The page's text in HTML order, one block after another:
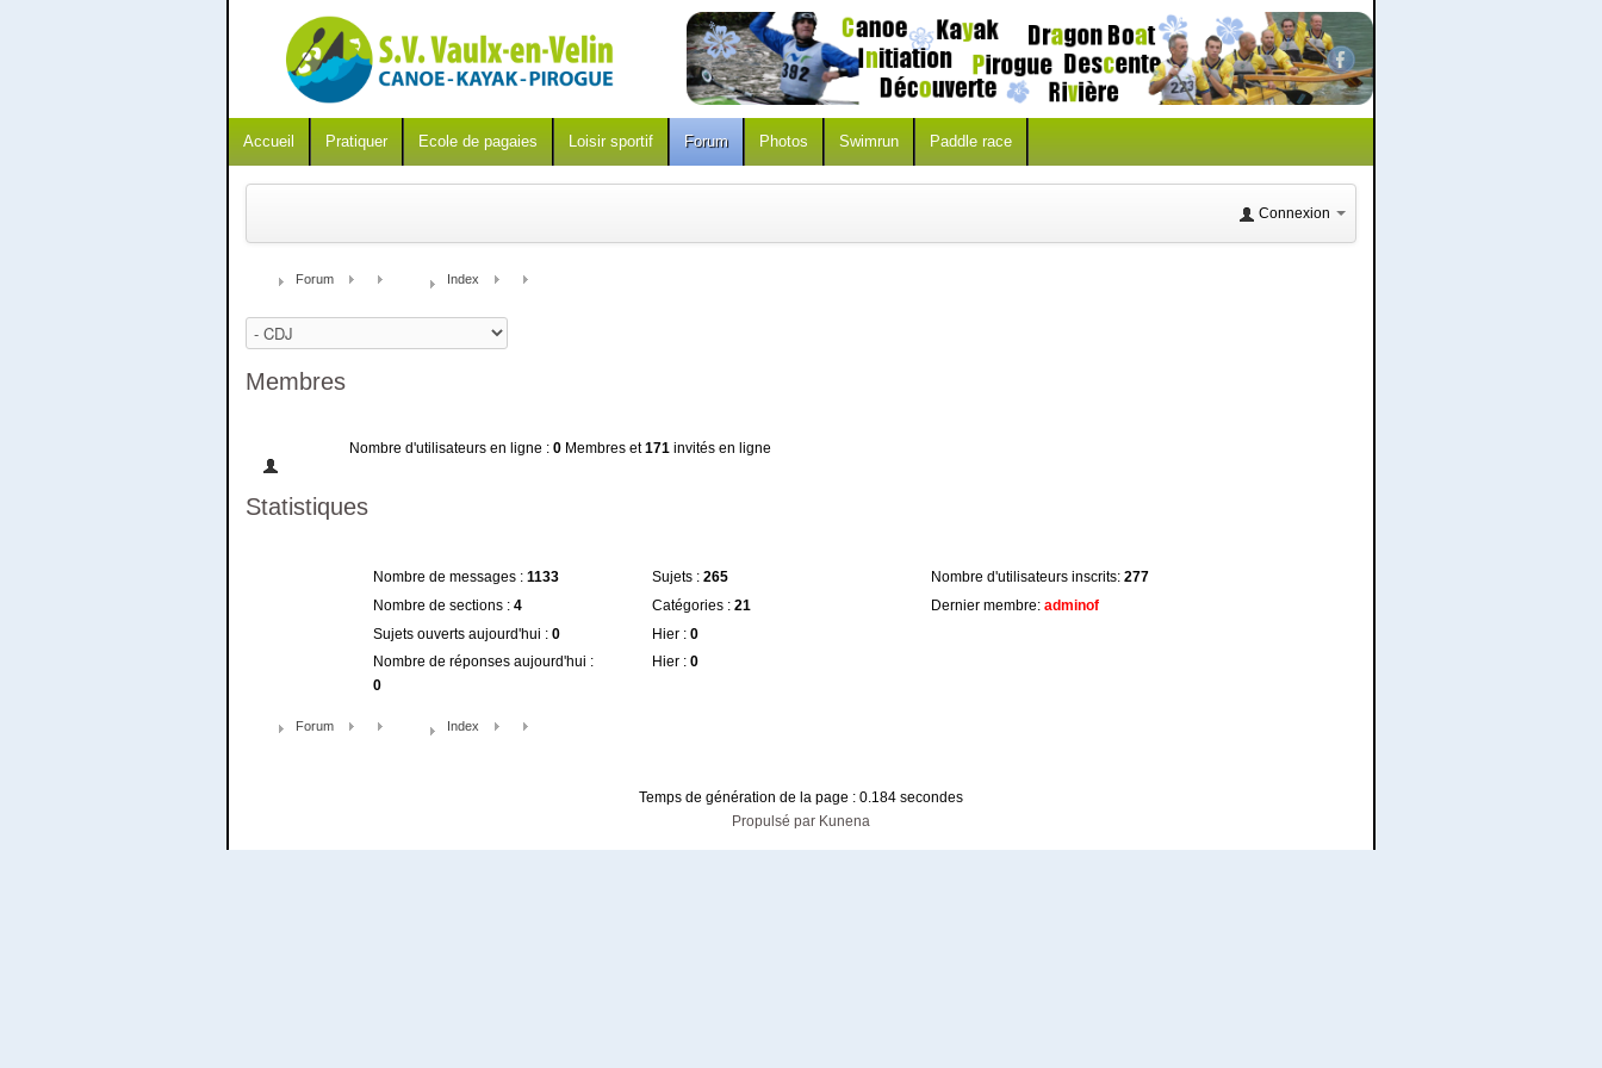
Accueil Pratiquer Ecole de pagaies Loisir sportif Forum Photos Swimrun Paddle race
Connexion
Forum Index
Membres
Nombre d'utilisateurs en ligne :0 Membres et171invités en ligne
Statistiques
Nombre de messages : 1133
Nombre de sections : 4
Sujets ouverts aujourd'hui : 0
Nombre de réponses aujourd'hui :
0
Sujets : 265
Catégories : 21
Hier : 0
Hier : 0
Nombre d'utilisateurs inscrits: 277
Dernier membre: adminof
Forum Index
Temps de génération de la page : 0.184 secondes
Propulsé par Kunena